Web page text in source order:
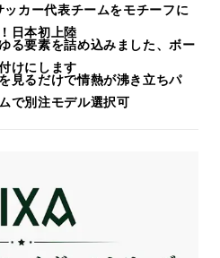
カー代表チームをモチーフに
日本初上陸
る要素を詰め込みました、ボー
けにします
見るだけで情熱が沸き立ちパ
で別注モデル選択可